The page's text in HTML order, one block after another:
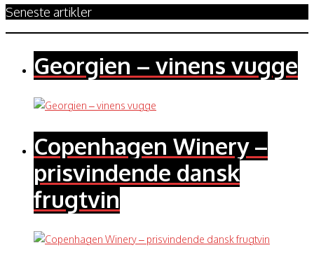
Seneste artikler
Georgien – vinens vugge
Copenhagen Winery –
prisvindende dansk
frugtvin